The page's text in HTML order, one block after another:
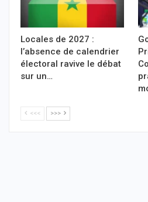
Locales de 2027 :
l’absence de calendrier
électoral ravive le débat
sur un…
<<< >>>